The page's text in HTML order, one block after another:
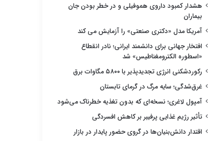
هشدار کمبود داروی هموفیلی و در خطر بودن جان
بیماران
آمریکا مدل «دکتری صنعتی» را آزمایش می کند
افتخار جهانی برای دانشمند ایرانی؛ نادر انقطاع
«اسطوره الکترومغناطیس» شد
رکوردشکنی انرژی تجدیدپذیر با ۵۸۰۰ مگاوات برق
غرق‌شدگی؛ سایه مرگ در گرمای تابستان
آمپول لاغری؛ نسخه‌ای که بدون تغذیه خطرناک می‌شود
تأثیر رژیم غذایی پرفیبر بر کاهش افسردگی
اقتدار دانش‌بنیان‌ها در گروی حضور پایدار در بازار